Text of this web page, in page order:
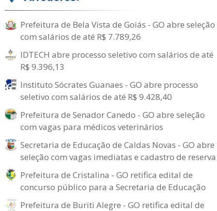
Prefeitura de Bela Vista de Goiás - GO abre seleção
com salários de até R$ 7.789,26
IDTECH abre processo seletivo com salários de até
R$ 9.396,13
Instituto Sócrates Guanaes - GO abre processo
seletivo com salários de até R$ 9.428,40
Prefeitura de Senador Canedo - GO abre seleção
com vagas para médicos veterinários
Secretaria de Educação de Caldas Novas - GO abre
seleção com vagas imediatas e cadastro de reserva
Prefeitura de Cristalina - GO retifica edital de
concurso público para a Secretaria de Educação
Prefeitura de Buriti Alegre - GO retifica edital de